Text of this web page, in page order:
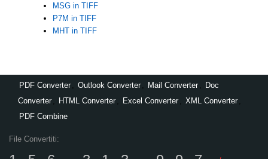
MSG in TIFF
P7M in TIFF
MHT in TIFF
PDF Converter Outlook Converter Mail Converter
Doc
Converter
HTML Converter Excel Converter XML Converter
PDF Combine
File Convertiti: